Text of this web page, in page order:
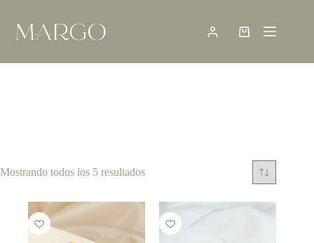
contenido
Shopping
Mostrando todos los 5 resultados